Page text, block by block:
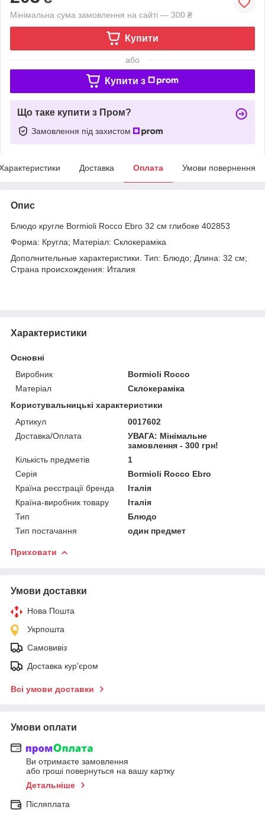
Мінімальна сума замовлення на сайті — 300 ₴
Купити
або
Купити з
Що таке купити з Пром?
Замовлення під захистом
Доставка Оплата Умови повернення
Опис
Блюдо кругле Bormioli Rocco Ebro 32 см глибоке 402853
Форма: Кругла; Матеріал: Склокераміка
Дополнительные характеристики. Тип: Блюдо; Длина: 32 см;
Страна происхождения: Италия
Характеристики
Основні
Виробник
Bormioli Rocco
Матеріал
Склокераміка
Користувальницькі характеристики
Артикул
0017602
Доставка/Оплата
УВАГА: Мінімальне
замовлення - 300 грн!
Кількість предметів
1
Серія
Bormioli Rocco Ebro
Країна реєстрації бренда
Італія
Країна-виробник товару
Італія
Тип
Блюдо
Тип постачання
один предмет
Приховати
Умови доставки
Нова Пошта
Укрпошта
Самовивіз
Доставка кур'єром
Всі умови доставки
Умови оплати
Ви отримаєте замовлення
або гроші повернуться на вашу картку
Детальніше
Післяплата